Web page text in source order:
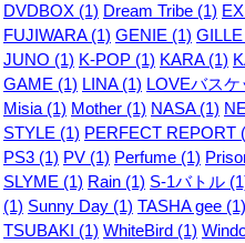
DVDBOX (1) Dream Tribe (1)
FUJIWARA (1) GENIE (1)
JUNO (1) K-POP (1) KARA (1)
GAME (1) LINA (1) LOVEバスケ
Misia (1) Mother (1) NASA (1)
STYLE (1) PERFECT REPORT
PS3 (1) PV (1) Perfume (1)
SLYME (1) Rain (1) S-1バトル
(1) Sunny Day (1) TASHA gee (1)
TSUBAKI (1) WhiteBird (1)